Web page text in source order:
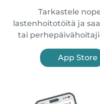
Tarkastele
lastenhoitotöitä ja
tai
App Store